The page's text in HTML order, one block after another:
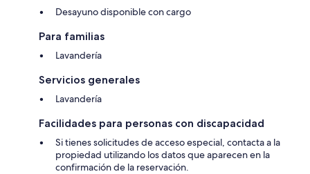
Desayuno disponible con cargo
Para familias
Lavandería
Servicios generales
Lavandería
Facilidades para personas con discapacidad
Si tienes solicitudes de acceso especial, contacta a la
propiedad utilizando los datos que aparecen en la
confirmación de la reservación.